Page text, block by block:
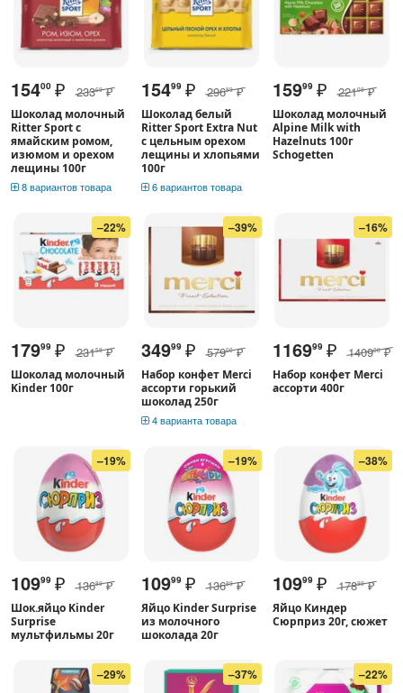
15400 ₽ 23369 ₽
Шоколад молочный
Ritter Sport с
ямайским ромом,
изюмом и орехом
лещины 100г
8 вариантов товара
15499 ₽ 29689 ₽
Шоколад белый
Ritter Sport Extra Nut
с цельным орехом
лещины и хлопьями
100г
6 вариантов товара
15999 ₽ 22109 ₽
Шоколад молочный
Alpine Milk with
Hazelnuts 100г
Schogetten
–22%
17999 ₽ 23159 ₽
Шоколад молочный
Kinder 100г
–39%
34999 ₽ 57900 ₽
Набор конфет Merci
ассорти горький
шоколад 250г
4 варианта товара
–16%
116999 ₽ 140900 ₽
Набор конфет Merci
ассорти 400г
–19%
10999 ₽ 13689 ₽
Шок.яйцо Kinder
Surprise
мультфильмы 20г
–19%
10999 ₽ 13689 ₽
Яйцо Kinder Surprise
из молочного
шоколада 20г
–38%
10999 ₽ 17899 ₽
Яйцо Киндер
Сюрприз 20г, сюжет
–29% –37% –22%